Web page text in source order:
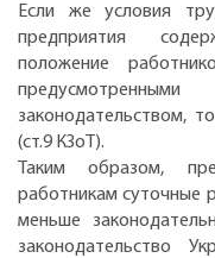
Если же условия
предприятия
положение
законодательством,
(ст.9 КЗоТ).
Таким образом,
работникам суточные
меньше
законодательство